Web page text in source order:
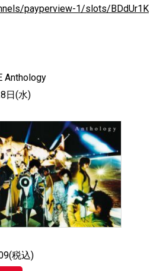
payperview-1/slots/BDdUr1K
Anthology
日(水)
税込)